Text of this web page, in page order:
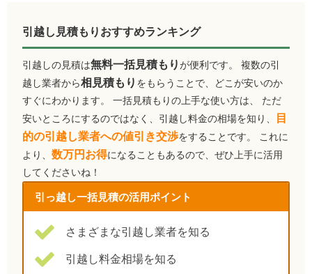
引越し見積もりおすすめランキング
引越しの見積は無料一括見積もりが便利です。 複数の引
越し業者から相見積もり をもらうことで、どこが安いのか
すぐにわかります。 一括見積もりの上手な使い方は、 ただ
安いところにするのではなく、引越し料金の相場を知り、
目
的の引越し業者への値引き交渉をすることです。 これに
より、数万円お得になることもあるので、ぜひ上手に活用
してくださいね！
引っ越し一括見積の活用ポイント
さまざまな引越し業者を知る
引越し料金相場を知る